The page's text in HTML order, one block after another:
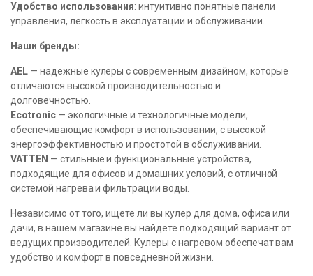
Удобство использования: интуитивно понятные панели
управления, легкость в эксплуатации и обслуживании.
Наши бренды:
AEL— надежные кулеры с современным дизайном, которые
отличаются высокой производительностью и
долговечностью.
Ecotronic— экологичные и технологичные модели,
обеспечивающие комфорт в использовании, с высокой
энергоэффективностью и простотой в обслуживании.
VATTEN — стильные и функциональные устройства,
подходящие для офисов и домашних условий, с отличной
системой нагрева и фильтрации воды.
Независимо от того, ищете ли вы кулер для дома, офиса или
дачи, в нашем магазине вы найдете подходящий вариант от
ведущих производителей. Кулеры с нагревом обеспечат вам
удобство и комфорт в повседневной жизни.